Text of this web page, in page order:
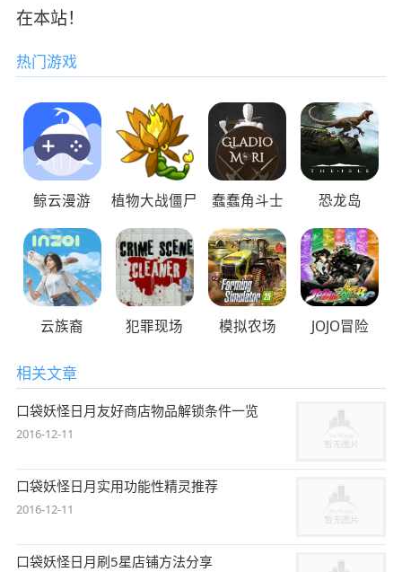
在本站！
热门游戏
鲸云漫游 植物大战僵尸 蠢蠢角斗士 恐龙岛
云族裔 犯罪现场 模拟农场 JOJO冒险
相关文章
口袋妖怪日月友好商店物品解锁条件一览
2016-12-11
口袋妖怪日月实用功能性精灵推荐
2016-12-11
口袋妖怪日月刷5星店铺方法分享